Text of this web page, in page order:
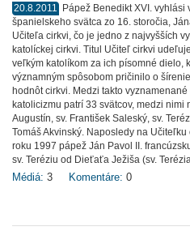
20.8.2011
Pápež Benedikt XVI. vyhlási
španielskeho svätca zo 16. storočia,
Učiteľa cirkvi, čo je jedno z najvyšších
katolíckej cirkvi. Titul Učiteľ cirkvi
veľkým katolíkom za ich písomné dielo,
významným spôsobom pričinilo o
hodnôt cirkvi. Medzi takto
katolicizmu patrí 33 svätcov, medzi nimi
Augustín, sv. František Saleský, sv.
Tomáš Akvinský. Naposledy na Učiteľku
roku 1997 pápež Ján Pavol II.
sv. Teréziu od Dieťaťa Ježiša (sv.
Médiá: 3 Komentáre: 0